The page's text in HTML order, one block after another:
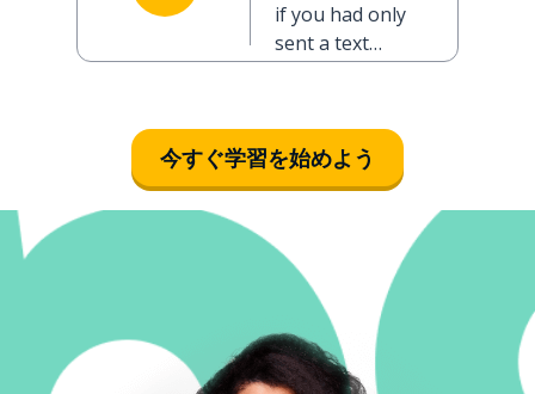
心配しません
でした
if you had only
sent a text
been so
worried
今すぐ学習を始めよう